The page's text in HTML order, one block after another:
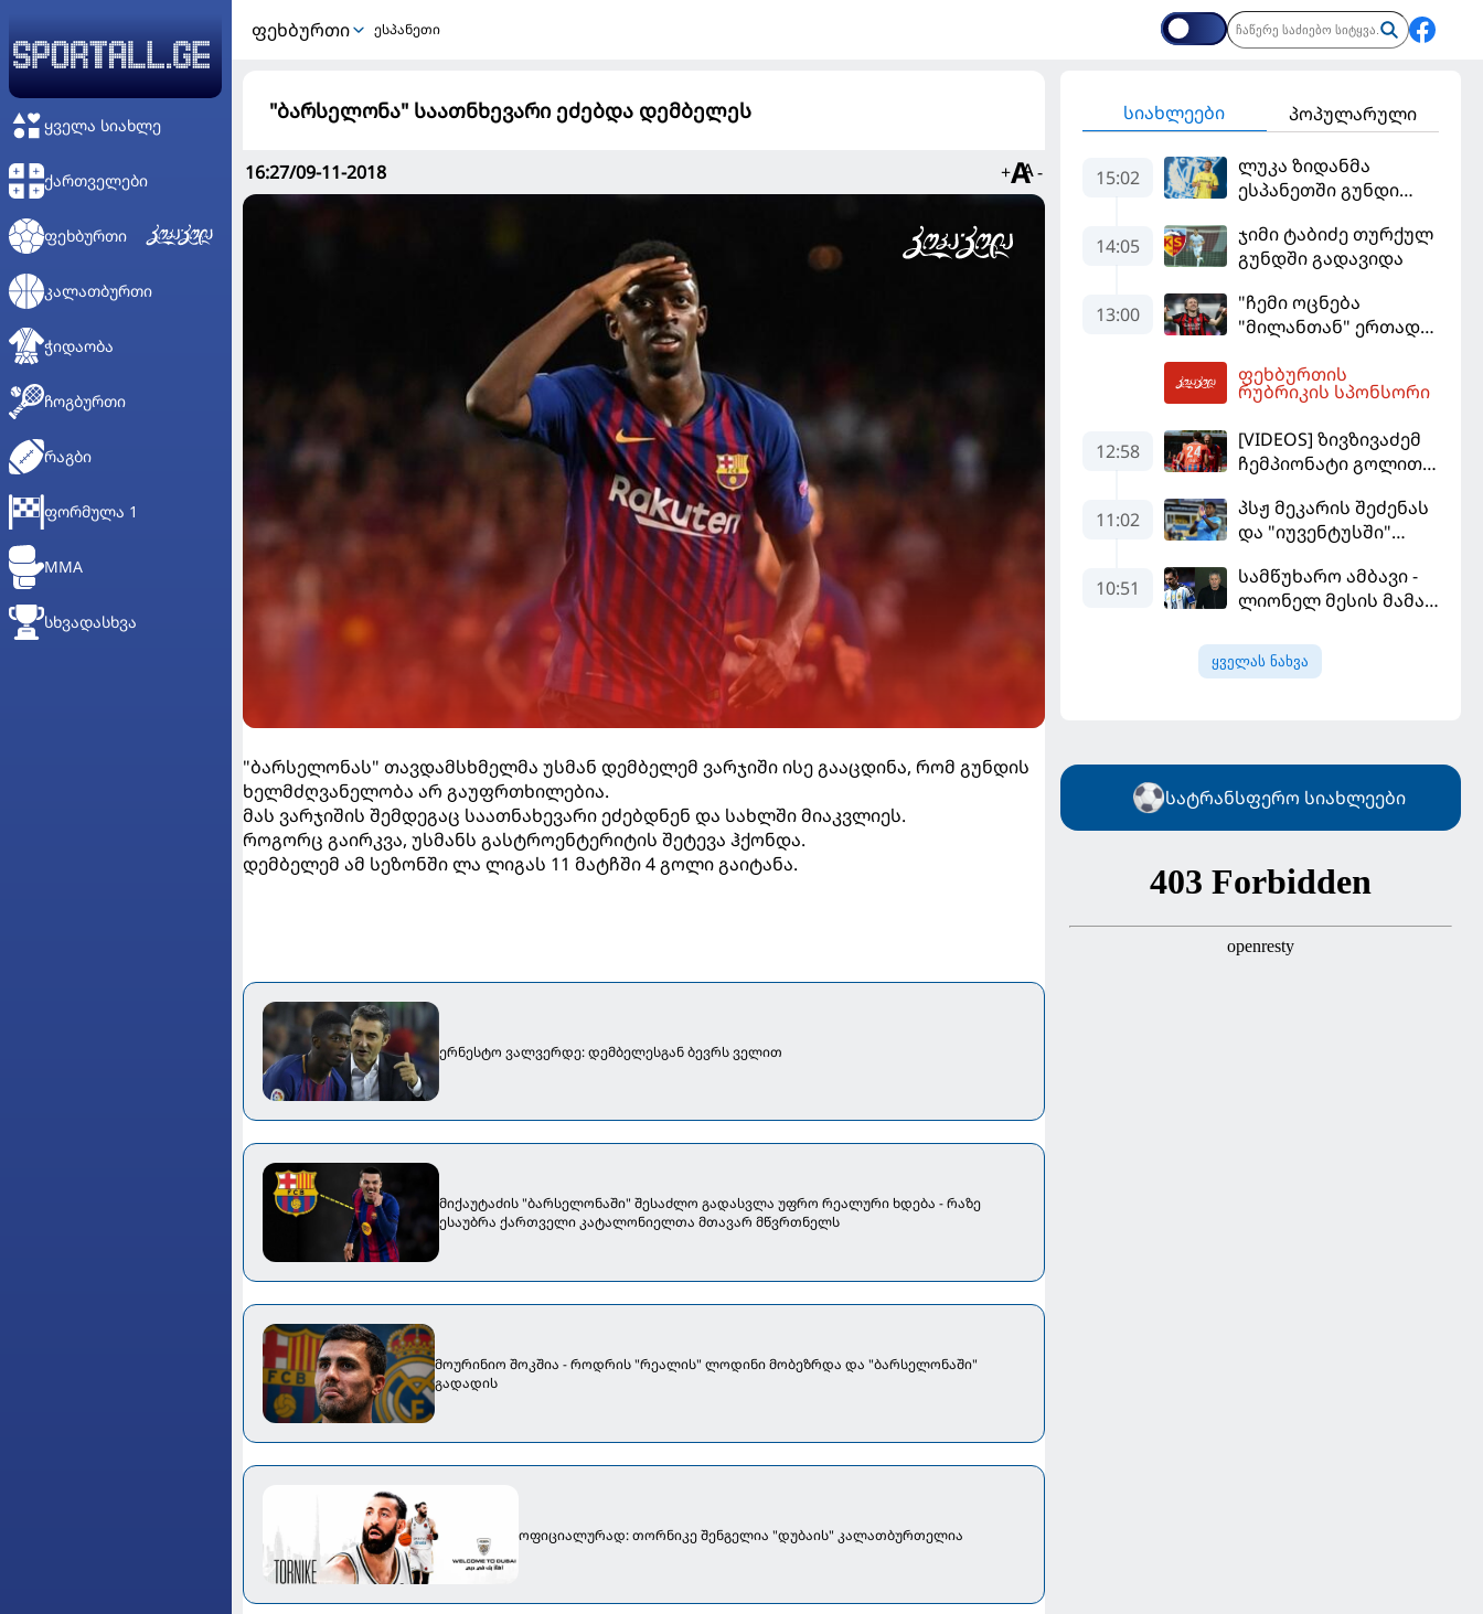
ᲧᲕᲔᲚᲐ ᲡᲘᲐᲮᲚᲔ
ᲥᲐᲠᲗᲕᲔᲚᲔᲑᲘ
ᲤᲔᲮᲑᲣᲠᲗᲘ
ᲙᲐᲚᲐᲗᲑᲣᲠᲗᲘ
ᲭᲘᲓᲐᲝᲑᲐ
ᲩᲝᲒᲑᲣᲠᲗᲘ
ᲠᲐᲒᲑᲘ
ᲤᲝᲠᲛᲣᲚᲐ 1
MMA
ᲡᲮᲕᲐᲓᲐᲡᲮᲕᲐ
ᲤᲔᲮᲑᲣᲠᲗᲘ ესპანეთი
"ბარსელონა" საათნხევარი ეძებდა დემბელეს
16:27/09-11-2018 + -
"ბარსელონას" თავდამსხმელმა უსმან დემბელემ ვარჯიში ისე გააცდინა, რომ გუნდის
ხელმძღვანელობა არ გაუფრთხილებია.
მას ვარჯიშის შემდეგაც საათნახევარი ეძებდნენ და სახლში მიაკვლიეს.
როგორც გაირკვა, უსმანს გასტროენტერიტის შეტევა ჰქონდა.
დემბელემ ამ სეზონში ლა ლიგას 11 მატჩში 4 გოლი გაიტანა.
ერნესტო ვალვერდე: დემბელესგან ბევრს ველით
მიქაუტაძის "ბარსელონაში" შესაძლო გადასვლა უფრო რეალური ხდება - რაზე
ესაუბრა ქართველი კატალონიელთა მთავარ მწვრთნელს
მოურინიო შოკშია - როდრის "რეალის" ლოდინი მობეზრდა და "ბარსელონაში"
გადადის
ოფიციალურად: თორნიკე შენგელია "დუბაის" კალათბურთელია
სიახლეები პოპულარული
15:02
ლუკა ზიდანმა
ესპანეთში გუნდი
14:05
ჯიმი ტაბიძე თურქულ
გუნდში გადავიდა
13:00
"ჩემი ოცნება
"მილანთან" ერთად
მოდრიჩმა
"როსონერიში" თავის
ფეხბურთის
რუბრიკის სპონსორი
12:58
[VIDEOS] ზივზივაძემ
ჩემპიონატი გოლით,
გამარჯვებით დაიწყო
11:02
პსჟ მეკარის შეძენას
და "იუვენტუსში"
აპირებს
10:51
სამწუხარო ამბავი -
ლიონელ მესის მამა
გარდაიცვალა
ყველას ნახვა
სატრანსფერო სიახლეები